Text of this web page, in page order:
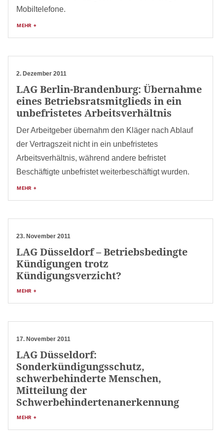
Mobiltelefone.
MEHR +
2. Dezember 2011
LAG Berlin-Brandenburg: Übernahme
eines Betriebsratsmitglieds in ein
unbefristetes Arbeitsverhältnis
Der Arbeitgeber übernahm den Kläger nach Ablauf
der Vertragszeit nicht in ein unbefristetes
Arbeitsverhältnis, während andere befristet
Beschäftigte unbefristet weiterbeschäftigt wurden.
MEHR +
23. November 2011
LAG Düsseldorf – Betriebsbedingte
Kündigungen trotz
Kündigungsverzicht?
MEHR +
17. November 2011
LAG Düsseldorf:
Sonderkündigungsschutz,
schwerbehinderte Menschen,
Mitteilung der
Schwerbehindertenanerkennung
MEHR +